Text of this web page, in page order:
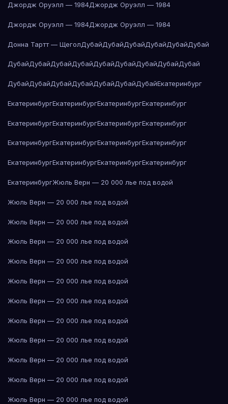
Джордж Оруэлл — 1984Джордж Оруэлл — 1984
Джордж Оруэлл — 1984Джордж Оруэлл — 1984
Донна Тартт — ЩеголДубайДубайДубайДубайДубайДубай
ДубайДубайДубайДубайДубайДубайДубайДубайДубай
ДубайДубайДубайДубайДубайДубайДубайЕкатеринбург
ЕкатеринбургЕкатеринбургЕкатеринбургЕкатеринбург
ЕкатеринбургЕкатеринбургЕкатеринбургЕкатеринбург
ЕкатеринбургЕкатеринбургЕкатеринбургЕкатеринбург
ЕкатеринбургЕкатеринбургЕкатеринбургЕкатеринбург
ЕкатеринбургЖюль Верн — 20 000 лье под водой
Жюль Верн — 20 000 лье под водой
Жюль Верн — 20 000 лье под водой
Жюль Верн — 20 000 лье под водой
Жюль Верн — 20 000 лье под водой
Жюль Верн — 20 000 лье под водой
Жюль Верн — 20 000 лье под водой
Жюль Верн — 20 000 лье под водой
Жюль Верн — 20 000 лье под водой
Жюль Верн — 20 000 лье под водой
Жюль Верн — 20 000 лье под водой
Жюль Верн — 20 000 лье под водой